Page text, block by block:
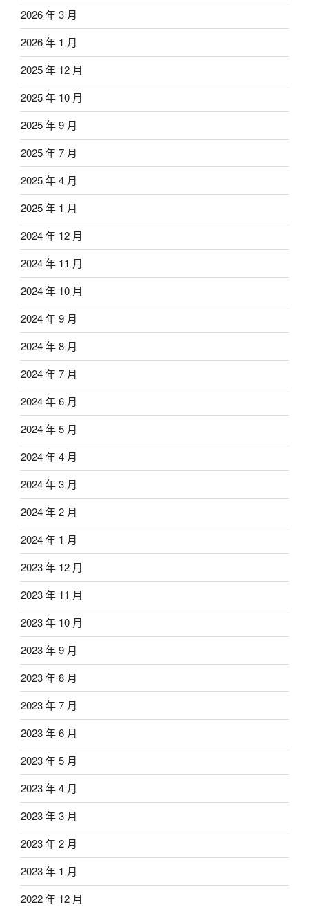
2026 年 3 月
2026 年 1 月
2025 年 12 月
2025 年 10 月
2025 年 9 月
2025 年 7 月
2025 年 4 月
2025 年 1 月
2024 年 12 月
2024 年 11 月
2024 年 10 月
2024 年 9 月
2024 年 8 月
2024 年 7 月
2024 年 6 月
2024 年 5 月
2024 年 4 月
2024 年 3 月
2024 年 2 月
2024 年 1 月
2023 年 12 月
2023 年 11 月
2023 年 10 月
2023 年 9 月
2023 年 8 月
2023 年 7 月
2023 年 6 月
2023 年 5 月
2023 年 4 月
2023 年 3 月
2023 年 2 月
2023 年 1 月
2022 年 12 月